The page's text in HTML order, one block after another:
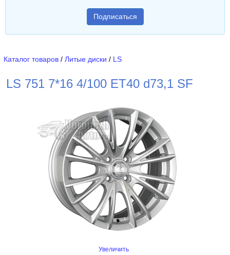
Подписаться
Каталог товаров / Литые диски / LS
LS 751 7*16 4/100 ET40 d73,1 SF
Увеличить